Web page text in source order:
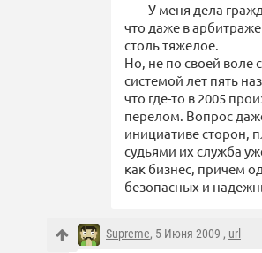
У меня дела
что даже в
столь тяжелое.
Но, не по своей воле
системой лет пять
что где-то в 2005
перелом. Вопрос
инициативе сторон,
судьями их служба
как бизнес, причем
безопасных и
Supreme, 5 Июня 2009 , url